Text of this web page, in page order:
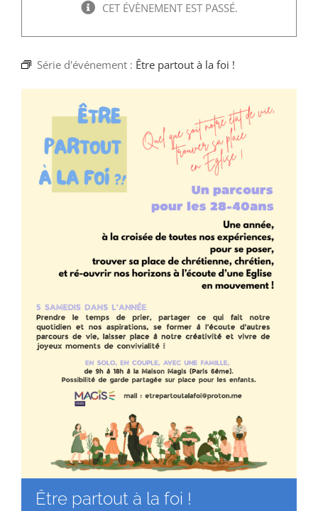
Magis Paris
Cowork Magis
JRS France
Réseau Magis
CET ÉVÈNEMENT EST PASSÉ.
Série d'événement : Être partout à la foi !
Être partout à la foi !